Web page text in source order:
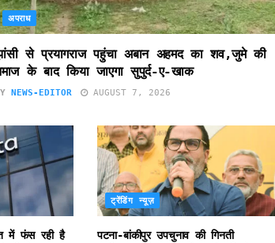
अपराध
से प्रयागराज पहुंचा अबान अहमद का शव,जुमे की
के बाद किया जाएगा सुपुर्द-ए-खाक
NEWS-EDITOR AUGUST 7, 2026
में फंस रही है
ट्रेंडिंग न्यूज़
पटना-बांकीपुर उपचुनाव की गिनती